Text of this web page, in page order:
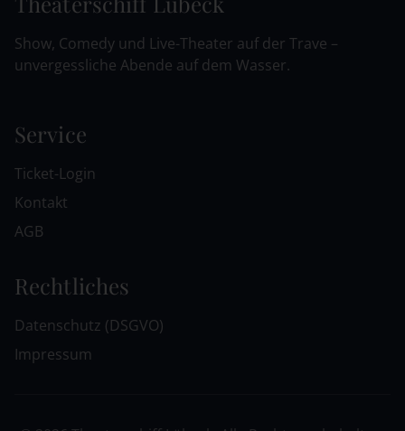
Show, Comedy und Live-Theater auf der Trave –
unvergessliche Abende auf dem Wasser.
Service
Ticket-Login
Kontakt
AGB
Rechtliches
Datenschutz (DSGVO)
Impressum